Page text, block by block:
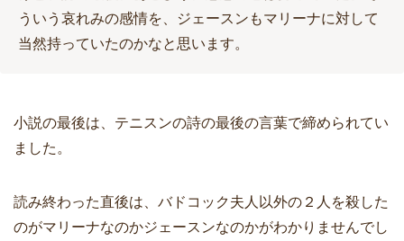
ういう哀れみの感情を、ジェースンもマリーナに対して
当然持っていたのかなと思います。
小説の最後は、テニスンの詩の最後の言葉で締められてい
ました。
読み終わった直後は、バドコック夫人以外の２人を殺した
のがマリーナなのかジェースンなのかがわかりませんでし